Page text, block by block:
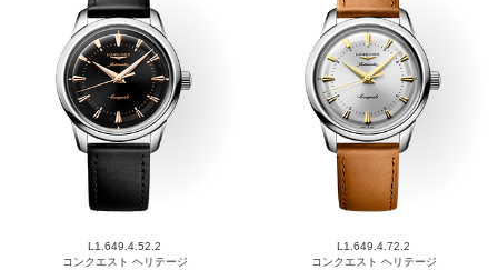
L1.649.4.52.2
コンクエスト ヘリテージ
L1.649.4.72.2
コンクエスト ヘリテージ